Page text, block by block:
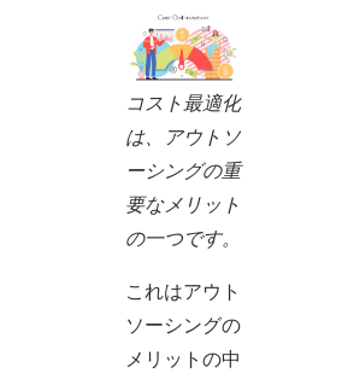
コスト最適化
は、アウトソ
ーシングの重
要なメリット
の一つです。
これはアウト
ソーシングの
メリットの中